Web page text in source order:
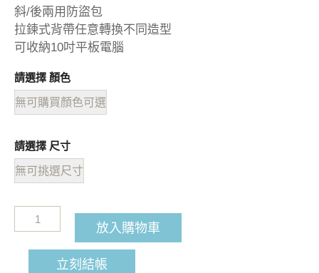
斜/後兩用防盜包
拉鍊式背帶任意轉換不同造型
可收納10吋平板電腦
請選擇 顏色
無可購買顏色可選
請選擇 尺寸
無可挑選尺寸
放入購物車
立刻結帳